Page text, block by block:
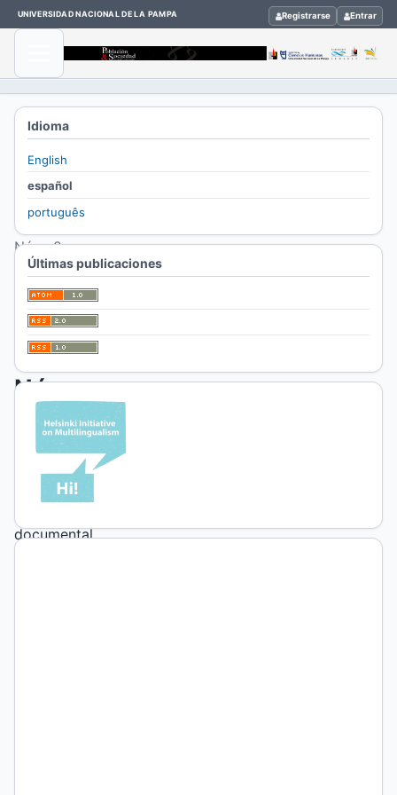
UNIVERSIDAD NACIONAL DE LA PAMPA Registrarse Entrar
Inicio
Archivos
Vol. 26
Núm. 2
(2019)
Vol.
26
Núm.
(2019)
documental
Idioma
English
español
português
Últimas publicaciones